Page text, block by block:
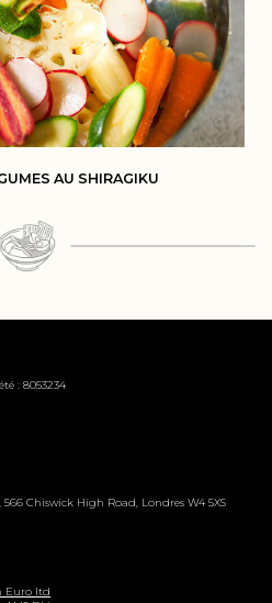
AU SHIRAGIKU
: 8053234
Chiswick High Road, Londres W4 5XS
Euro ltd